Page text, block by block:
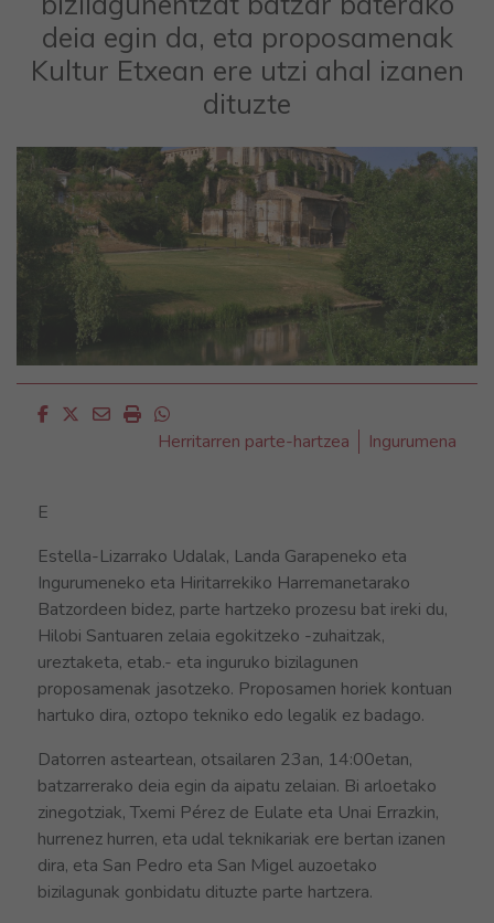
deia egin da, eta proposamenak
Kultur Etxean ere utzi ahal izanen
dituzte
Facebook
Twitter
EmailImprimirWhatsapp
Herritarren parte-hartzea
Ingurumena
E
Estella-Lizarrako Udalak, Landa Garapeneko eta
Ingurumeneko eta Hiritarrekiko Harremanetarako
Batzordeen bidez, parte hartzeko prozesu bat ireki du,
Hilobi Santuaren zelaia egokitzeko -zuhaitzak,
ureztaketa, etab.- eta inguruko bizilagunen
proposamenak jasotzeko. Proposamen horiek kontuan
hartuko dira, oztopo tekniko edo legalik ez badago.
Datorren asteartean, otsailaren 23an, 14:00etan,
batzarrerako deia egin da aipatu zelaian. Bi arloetako
zinegotziak, Txemi Pérez de Eulate eta Unai Errazkin,
hurrenez hurren, eta udal teknikariak ere bertan izanen
dira, eta San Pedro eta San Migel auzoetako
bizilagunak gonbidatu dituzte parte hartzera.